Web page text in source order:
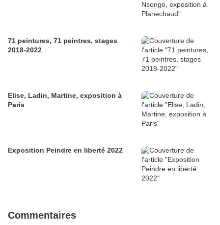
71 peintures, 71 peintres, stages
2018-2022
Elise, Ladin, Martine, exposition à
Paris
Exposition Peindre en liberté 2022
Commentaires